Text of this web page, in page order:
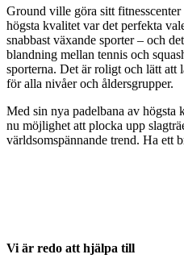
Ground ville göra sitt
högsta kvalitet var det perfekta
snabbast växande sporter – och
blandning mellan tennis och
sporterna. Det är roligt och lätt
för alla nivåer och åldersgrupper.
Med sin nya padelbana av högsta
nu möjlighet att plocka upp
världsomspännande trend. Ha ett
Vi är redo att hjälpa till